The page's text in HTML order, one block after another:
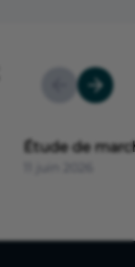
Étude de